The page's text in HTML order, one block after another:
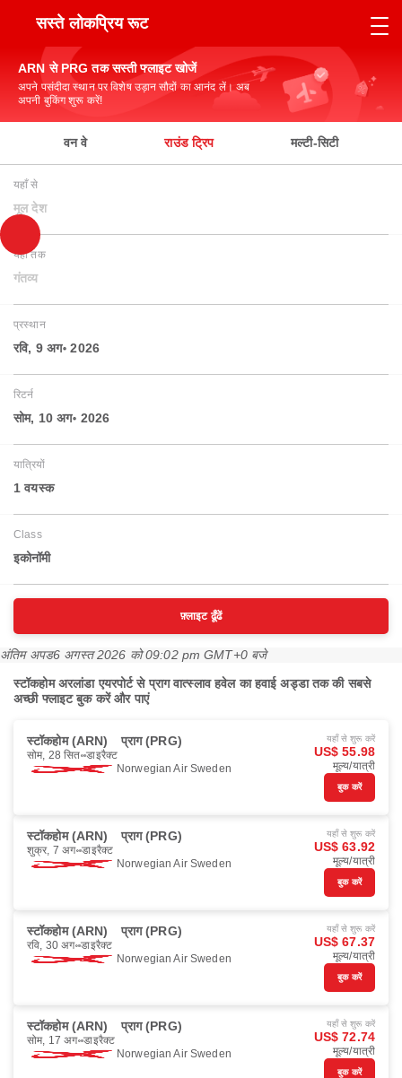
सस्ते लोकप्रिय रूट
ARN से PRG तक सस्ती फ्लाइट खोजें
अपने पसंदीदा स्थान पर विशेष उड़ान सौदों का आनंद लें। अब
अपनी बुकिंग शुरू करें!
वन वे राउंड ट्रिप मल्टी-सिटी
यहाँ से
मूल देश
यहाँ तक
गंतव्य
प्रस्थान
रवि, 9 अग॰ 2026
रिटर्न
सोम, 10 अग॰ 2026
यात्रियों
1 वयस्‍क
Class
इकोनॉमी
फ़्लाइट ढूँढें
अंतिम अपड6 अगस्त 2026 को 09:02 pm GMT+0 बजे
स्टॉकहोम अरलांडा एयरपोर्ट से प्राग वात्स्लाव हवेल का हवाई अड्डा तक की सबसे
अच्छी फ्लाइट बुक करें और पाएं
स्टॉकहोम (ARN) प्राग (PRG)
सोम, 28 सित॰ डाइरैक्ट
Norwegian Air Sweden
यहाँ से शुरू करें
US$ 55.98
मूल्य/यात्री
बुक करें
स्टॉकहोम (ARN) प्राग (PRG)
शुक्र, 7 अग॰ डाइरैक्ट
Norwegian Air Sweden
यहाँ से शुरू करें
US$ 63.92
मूल्य/यात्री
बुक करें
स्टॉकहोम (ARN) प्राग (PRG)
रवि, 30 अग॰ डाइरैक्ट
Norwegian Air Sweden
यहाँ से शुरू करें
US$ 67.37
मूल्य/यात्री
बुक करें
स्टॉकहोम (ARN) प्राग (PRG)
सोम, 17 अग॰ डाइरैक्ट
Norwegian Air Sweden
यहाँ से शुरू करें
US$ 72.74
मूल्य/यात्री
बुक करें